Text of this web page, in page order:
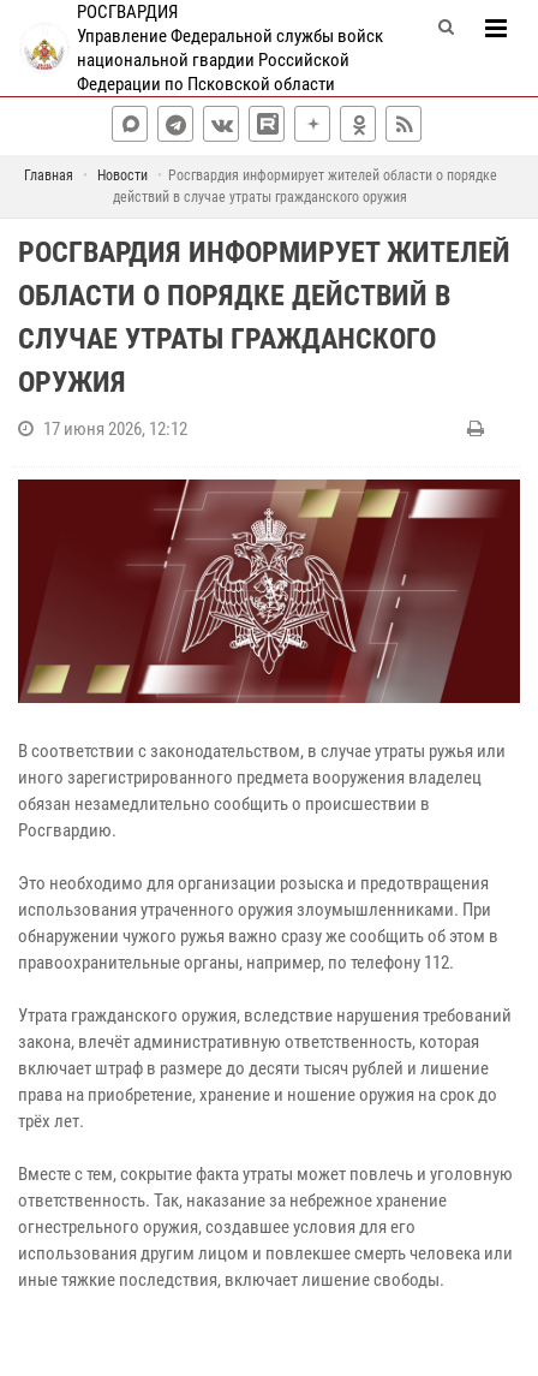
РОСГВАРДИЯ
Управление Федеральной службы войск
национальной гвардии Российской
Федерации по Псковской области
Главная Новости
Росгвардия информирует жителей области о порядке
действий в случае утраты гражданского оружия
РОСГВАРДИЯ ИНФОРМИРУЕТ ЖИТЕЛЕЙ
ОБЛАСТИ О ПОРЯДКЕ ДЕЙСТВИЙ В
СЛУЧАЕ УТРАТЫ ГРАЖДАНСКОГО
ОРУЖИЯ
17 июня 2026, 12:12
В соответствии с законодательством, в случае утраты ружья или
иного зарегистрированного предмета вооружения владелец
обязан незамедлительно сообщить о происшествии в
Росгвардию.
Это необходимо для организации розыска и предотвращения
использования утраченного оружия злоумышленниками. При
обнаружении чужого ружья важно сразу же сообщить об этом в
правоохранительные органы, например, по телефону 112.
Утрата гражданского оружия, вследствие нарушения требований
закона, влечёт административную ответственность, которая
включает штраф в размере до десяти тысяч рублей и лишение
права на приобретение, хранение и ношение оружия на срок до
трёх лет.
Вместе с тем, сокрытие факта утраты может повлечь и уголовную
ответственность. Так, наказание за небрежное хранение
огнестрельного оружия, создавшее условия для его
использования другим лицом и повлекшее смерть человека или
иные тяжкие последствия, включает лишение свободы.